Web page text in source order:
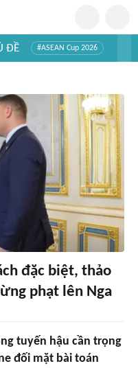
ĐỀ #ASEAN Cup 2026
đặc biệt, thảo
phạt lên Nga
tuyến hậu cần trọng
đối mặt bài toán